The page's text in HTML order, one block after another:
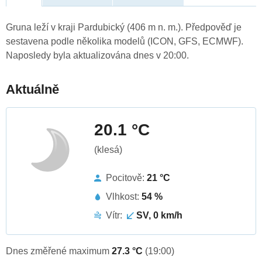
Gruna leží v kraji Pardubický (406 m n. m.). Předpověď je
sestavena podle několika modelů (ICON, GFS, ECMWF).
Naposledy byla aktualizována dnes v 20:00.
Aktuálně
20.1 °C
(klesá)
Pocitově: 21 °C
Vlhkost: 54 %
Vítr:
SV, 0 km/h
Dnes změřené maximum 27.3 °C (19:00)